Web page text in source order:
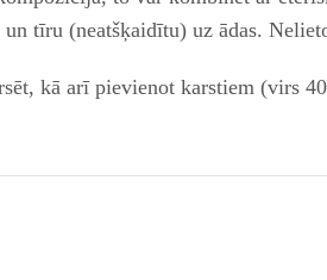
tīru (neatšķaidītu) uz ādas.
kā arī pievienot karstiem (virs